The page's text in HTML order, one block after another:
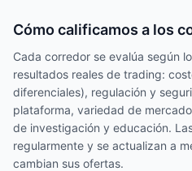
Cómo calificamos a los
Cada corredor se evalúa según
resultados reales de trading:
diferenciales), regulación y
plataforma, variedad de
de investigación y educación.
regularmente y se actualizan a
cambian sus ofertas.